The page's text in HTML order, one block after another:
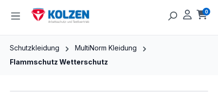
Zum Hauptinhalt springen 0
Schutzkleidung
MultiNorm Kleidung
Flammschutz Wetterschutz